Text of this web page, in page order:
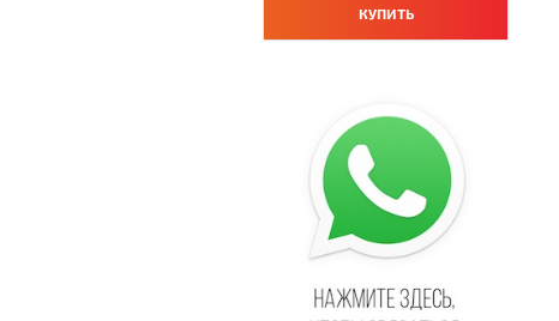
КУПИТЬ